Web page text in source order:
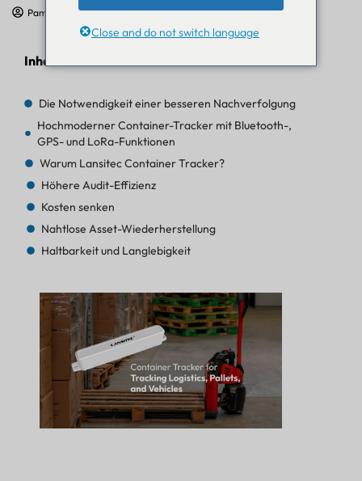
Pam Luthra 13. September 2021 Produktbewertung
Inhaltsverzeichnis
Die Notwendigkeit einer besseren Nachverfolgung
Hochmoderner Container-Tracker mit Bluetooth-,
GPS- und LoRa-Funktionen
Warum Lansitec Container Tracker?
Höhere Audit-Effizienz
Kosten senken
Nahtlose Asset-Wiederherstellung
Haltbarkeit und Langlebigkeit
Close and do not switch language